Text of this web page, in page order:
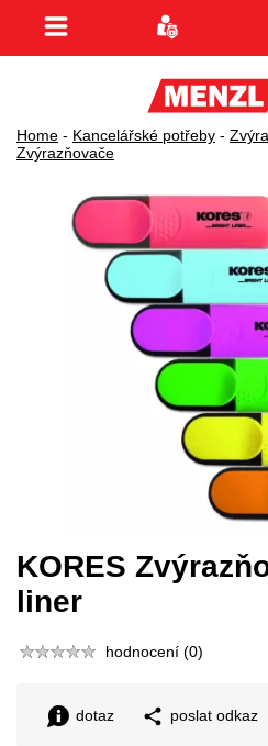
Home - Kancelářské potřeby -
Zvýrazňovače
KORES
liner
hodnocení (0)
dotaz poslat odkaz